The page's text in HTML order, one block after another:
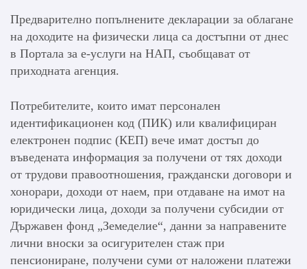
Предварително попълнените декларации за облагане
на доходите на физически лица са достъпни от днес
в Портала за е-услуги на НАП, съобщават от
приходната агенция.
Потребителите, които имат персонален
идентификационен код (ПИК) или квалифициран
електронен подпис (КЕП) вече имат достъп до
въведената информация за получени от тях доходи
от трудови правоотношения, граждански договори и
хонорари, доходи от наем, при отдаване на имот на
юридически лица, доходи за получени субсидии от
Държавен фонд „Земеделие“, данни за направените
лични вноски за осигурителен стаж при
пенсиониране, получени суми от наложени платежи